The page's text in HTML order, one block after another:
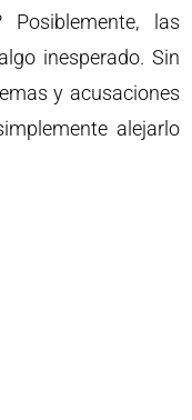
Posiblemente, las
inesperado. Sin
y acusaciones
alejarlo